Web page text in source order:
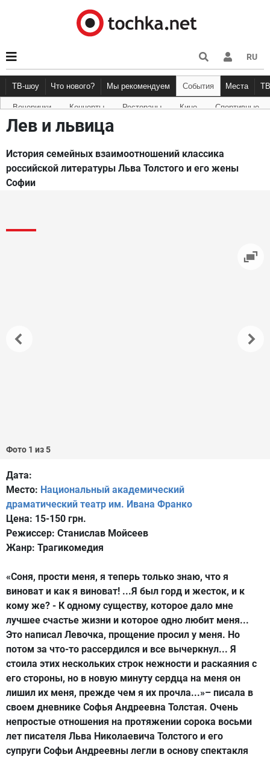
RU
ТВ-шоу Что нового?
Новости афиши Рецензии Куда пойти Точка
Мы рекомендуем События Места
Вечеринки Концерты Рестораны Кино Спортивные
Лев и львица
История семейных взаимоотношений классика
российской литературы Льва Толстого и его жены
Софии
Фото 1 из 5
Дата:
Место: Национальный академический
драматический театр им. Ивана Франко
Цена: 15-150 грн.
Режиссер: Станислав Мойсеев
Жанр: Трагикомедия
«Соня, прости меня, я теперь только знаю, что я
виноват и как я виноват! ...Я был горд и жесток, и к
кому же? - К одному существу, которое дало мне
лучшее счастье жизни и которое одно любит меня...
Это написал Левочка, прощение просил у меня. Но
потом за что-то рассердился и все вычеркнул... Я
стоила этих нескольких строк нежности и раскаяния с
его стороны, но в новую минуту сердца на меня он
лишил их меня, прежде чем я их прочла...»– писала в
своем дневнике Софья Андреевна Толстая. Очень
непростые отношения на протяжении сорока восьми
лет писателя Льва Николаевича Толстого и его
супруги Софьи Андреевны легли в основу спектакля